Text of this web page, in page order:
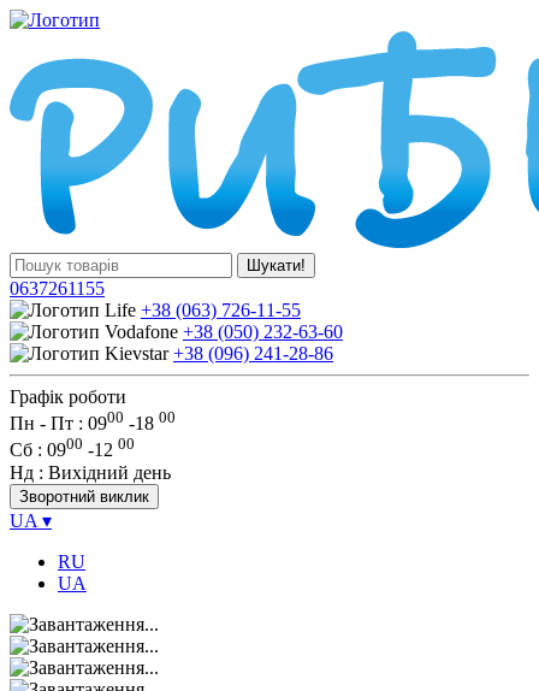
Шукати!
0637261155
+38 (063) 726-11-55
+38 (050) 232-63-60
+38 (096) 241-28-86
Графік роботи
Пн - Пт : 0900 -18 00
Сб : 0900 -12 00
Нд : Вихідний день
Зворотний виклик
UA ▾
RU
UA